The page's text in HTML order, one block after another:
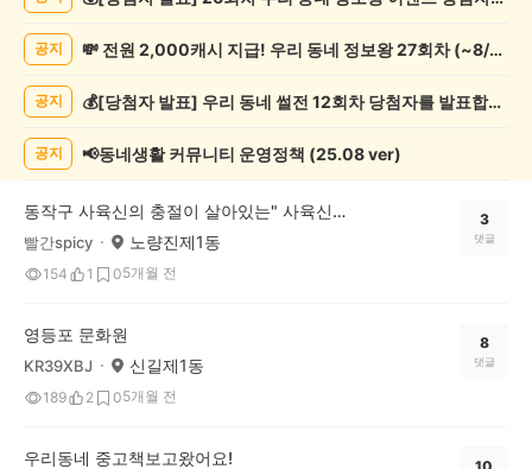
화/
글
공지 💸 전원 2,000캐시 지급! 우리 동네 정보왕 27회차 (~8/10)
공지 💰[당첨자 발표] 우리 동네 썰전 12회차 당첨자를 발표합니다!
공지 📢동네생활 커뮤니티 운영정책 (25.08 ver)
동작구 사육신의 충절이 살아있는" 사육신공원" 다녀왔어요.
빨간spicy 노량진제1동
154 1 05개월 전
3
댓글
영등포 문화원
KR39XBJ 신길제1동
189 2 05개월 전
8
댓글
우리동네 중고책보고왔어요!